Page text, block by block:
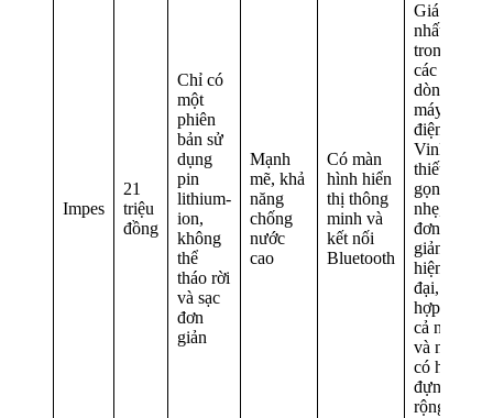
Impes
21
triệu
đồng
Chỉ có
một
phiên
bản sử
dụng
pin
lithium-
ion,
không
thể
tháo rời
và sạc
đơn
giản
Mạnh
mẽ, khả
năng
chống
nước
cao
Có màn
hình hiển
thị thông
minh và
kết nối
Bluetooth
Giá rẻ
nhất
trong
các
dòng xe
máy
điện của
VinFast,
thiết kế
gọn
nhẹ,
đơn
giản và
hiện
đại, phù
hợp với
cả nam
và nữ,
có hộp
đựng đồ
rộng rãi